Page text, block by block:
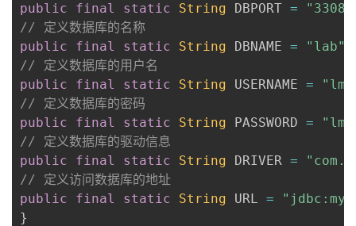
public
final static String DBPORT = "3308"
// 定义数据库的名称
public
final static String DBNAME = "lab"
// 定义数据库的用户名
public
final static String USERNAME =
// 定义数据库的密码
public
final static String PASSWORD =
// 定义数据库的驱动信息
public
final static String DRIVER =
// 定义访问数据库的地址
public
final static String URL =
}